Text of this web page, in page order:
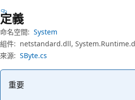
定義
命名空間: System
組件: netstandard.dll,
來源: SByte.cs
重要